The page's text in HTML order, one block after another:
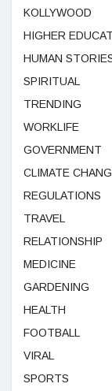
KOLLYWOOD
HIGHER
HUMAN
SPIRITUAL
TRENDING
WORKLIFE
GOVERNMENT
CLIMATE
REGULATIONS
TRAVEL
RELATIONSHIP
MEDICINE
GARDENING
HEALTH
FOOTBALL
VIRAL
SPORTS